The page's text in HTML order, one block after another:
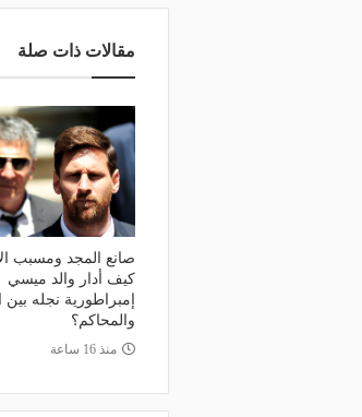
مقالات ذات صلة
صانع المجد ومسبب
كيف أدار والد ميسي
إمبراطورية نجله بين
والمحاكم؟
منذ 16 ساعة
منذ 16 ساعة
والد
يذهب لريال مدريد؟.. السيتي يرفض